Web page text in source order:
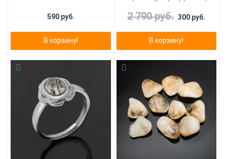
590 руб.
В корзину!
2 790 руб. 300 руб.
В корзину!